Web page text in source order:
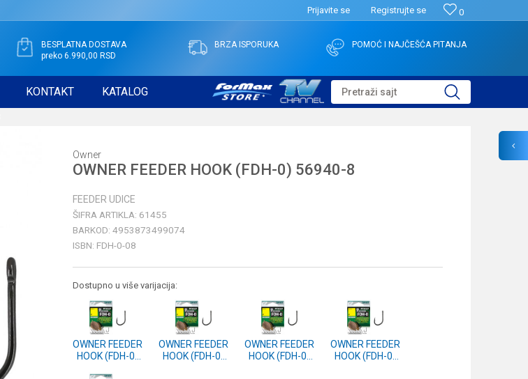
0
Prijavite se Registrujte se
BESPLATNA DOSTAVA
preko 6.990,00 RSD
BRZA ISPORUKA POMOĆ I NAJČEŠĆA PITANJA
KONTAKT KATALOG Pretraži sajt
Owner
OWNER FEEDER HOOK (FDH-0) 56940-8
FEEDER UDICE
ŠIFRA ARTIKLA: 61455
BARKOD: 4953873499074
ISBN: FDH-0-08
Dostupno u više varijacija:
OWNER FEEDER
HOOK (FDH-0)
OWNER FEEDER
HOOK (FDH-0)
OWNER FEEDER
HOOK (FDH-0)
OWNER FEEDER
HOOK (FDH-0)